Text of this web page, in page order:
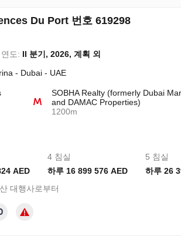
Du Port 번호 619298
도: II 분기, 2026, 계획 외
- Dubai - UAE
SOBHA Realty (formerly Dubai
and DAMAC Properties)
1200m
AED
4 침실
하루 16 899 576 AED
5 침실
하루 26
대행사로부터